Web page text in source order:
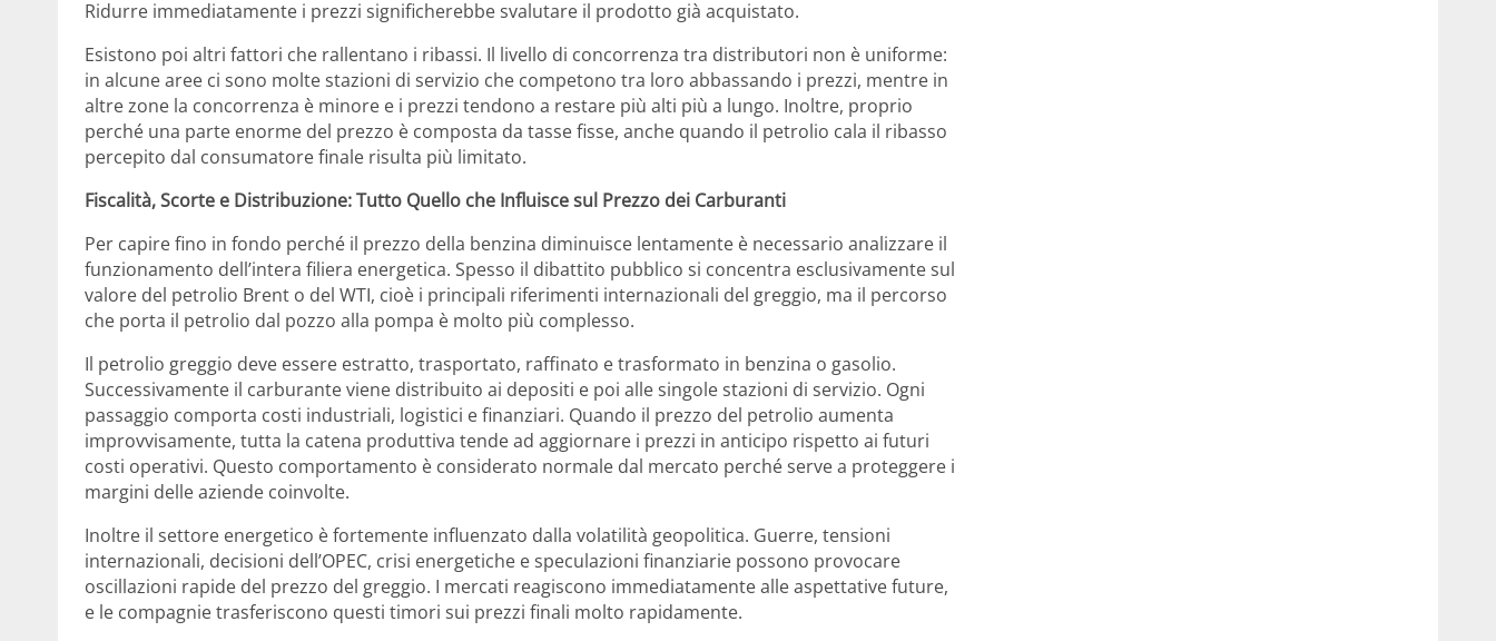
Ridurre immediatamente i prezzi significherebbe svalutare il prodotto già acquistato.
Esistono poi altri fattori che rallentano i ribassi. Il livello di concorrenza tra distributori non è uniforme:
in alcune aree ci sono molte stazioni di servizio che competono tra loro abbassando i prezzi, mentre in
altre zone la concorrenza è minore e i prezzi tendono a restare più alti più a lungo. Inoltre, proprio
perché una parte enorme del prezzo è composta da tasse fisse, anche quando il petrolio cala il ribasso
percepito dal consumatore finale risulta più limitato.
Fiscalità, Scorte e Distribuzione: Tutto Quello che Influisce sul Prezzo dei Carburanti
Per capire fino in fondo perché il prezzo della benzina diminuisce lentamente è necessario analizzare il
funzionamento dell’intera filiera energetica. Spesso il dibattito pubblico si concentra esclusivamente sul
valore del petrolio Brent o del WTI, cioè i principali riferimenti internazionali del greggio, ma il percorso
che porta il petrolio dal pozzo alla pompa è molto più complesso.
Il petrolio greggio deve essere estratto, trasportato, raffinato e trasformato in benzina o gasolio.
Successivamente il carburante viene distribuito ai depositi e poi alle singole stazioni di servizio. Ogni
passaggio comporta costi industriali, logistici e finanziari. Quando il prezzo del petrolio aumenta
improvvisamente, tutta la catena produttiva tende ad aggiornare i prezzi in anticipo rispetto ai futuri
costi operativi. Questo comportamento è considerato normale dal mercato perché serve a proteggere i
margini delle aziende coinvolte.
Inoltre il settore energetico è fortemente influenzato dalla volatilità geopolitica. Guerre, tensioni
internazionali, decisioni dell’OPEC, crisi energetiche e speculazioni finanziarie possono provocare
oscillazioni rapide del prezzo del greggio. I mercati reagiscono immediatamente alle aspettative future,
e le compagnie trasferiscono questi timori sui prezzi finali molto rapidamente.